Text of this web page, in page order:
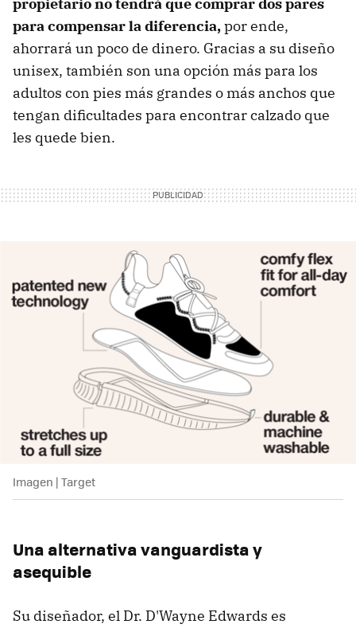
propietario no tendrá que comprar dos pares
para compensar la diferencia,por ende,
ahorrará un poco de dinero. Gracias a su diseño
unisex, también son una opción más para los
adultos con pies más grandes o más anchos que
tengan dificultades para encontrar calzado que
les quede bien.
Imagen | Target
Una alternativa vanguardista y
asequible
Su diseñador, el Dr. D'Wayne Edwards es